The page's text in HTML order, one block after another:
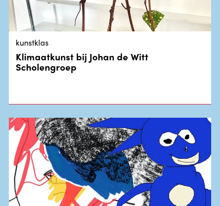
kunstklas
Klimaatkunst bij Johan de Witt
Scholengroep